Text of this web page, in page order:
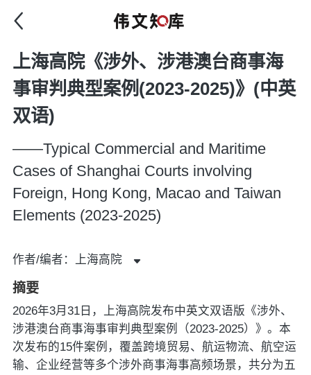
上海高院《涉外、涉港澳台商事海
事审判典型案例(2023-2025)》(中英
双语)
——Typical Commercial and Maritime
Cases of Shanghai Courts involving
Foreign, Hong Kong, Macao and Taiwan
Elements (2023-2025)
作者/编者：上海高院
摘要
2026年3月31日，上海高院发布中英文双语版《涉外、
涉港澳台商事海事审判典型案例（2023-2025）》。本
次发布的15件案例，覆盖跨境贸易、航运物流、航空运
输、企业经营等多个涉外商事海事高频场景，共分为五